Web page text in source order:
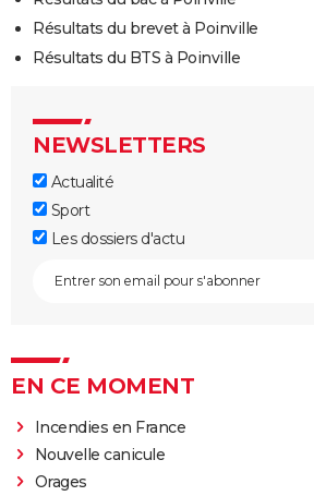
Résultats du brevet à Poinville
Résultats du BTS à Poinville
NEWSLETTERS
Actualité
Sport
Les dossiers d'actu
EN CE MOMENT
Incendies en France
Nouvelle canicule
Orages